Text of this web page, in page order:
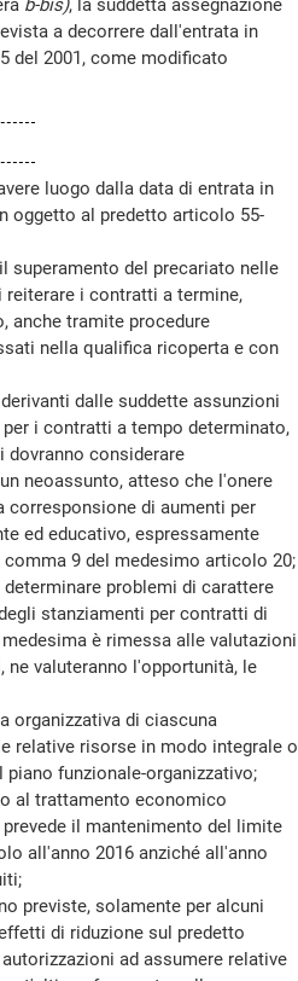
b-bis), la suddetta assegnazione
a decorrere dall'entrata in
del 2001, come modificato
luogo dalla data di entrata in
oggetto al predetto articolo 55-
del precariato nelle
reiterare i contratti a termine,
anche tramite procedure
nella qualifica ricoperta e con
dalle suddette assunzioni
i contratti a tempo determinato,
considerare
neoassunto, atteso che l'onere
corresponsione di aumenti per
ed educativo, espressamente
9 del medesimo articolo 20;
problemi di carattere
stanziamenti per contratti di
è rimessa alle valutazioni
valuteranno l'opportunità, le
di ciascuna
relative risorse in modo integrale o
funzionale-organizzativo;
trattamento economico
il mantenimento del limite
all'anno 2016 anziché all'anno
previste, solamente per alcuni
di riduzione sul predetto
ad assumere relative